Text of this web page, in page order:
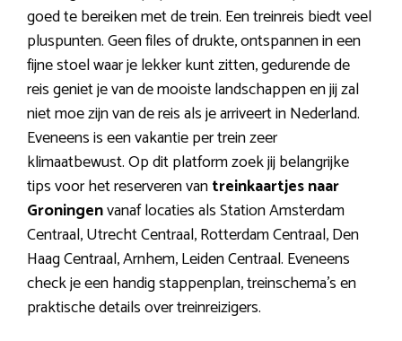
goed te bereiken met de trein. Een treinreis biedt veel
pluspunten. Geen files of drukte, ontspannen in een
fijne stoel waar je lekker kunt zitten, gedurende de
reis geniet je van de mooiste landschappen en jij zal
niet moe zijn van de reis als je arriveert in Nederland.
Eveneens is een vakantie per trein zeer
klimaatbewust. Op dit platform zoek jij belangrijke
tips voor het reserveren vantreinkaartjes naar
Groningenvanaf locaties als Station Amsterdam
Centraal, Utrecht Centraal, Rotterdam Centraal, Den
Haag Centraal, Arnhem, Leiden Centraal. Eveneens
check je een handig stappenplan, treinschema’s en
praktische details over treinreizigers.